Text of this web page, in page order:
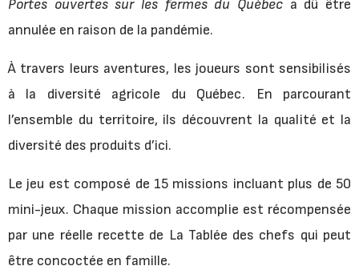
Portes ouvertes sur les fermes du Québec a dû être
annulée en raison de la pandémie.
À travers leurs aventures, les joueurs sont sensibilisés
à la diversité agricole du Québec. En parcourant
l’ensemble du territoire, ils découvrent la qualité et la
diversité des produits d’ici.
Le jeu est composé de 15 missions incluant plus de 50
mini-jeux. Chaque mission accomplie est récompensée
par une réelle recette de La Tablée des chefs qui peut
être concoctée en famille.